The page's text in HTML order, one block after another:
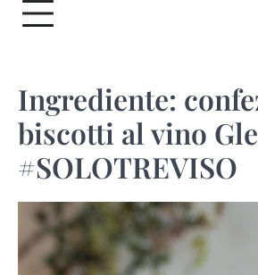
Ingrediente:
biscotti al vino
#SOLOTREVISO